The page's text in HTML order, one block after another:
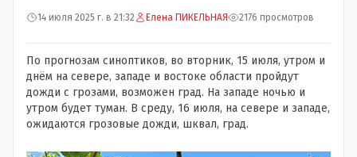
14 июля 2025 г. в 21:32 Елена ПИКЕЛЬНАЯ 2176 просмотров
По прогнозам синоптиков, во вторник, 15 июля, утром и
днём на севере, западе и востоке области пройдут
дожди с грозами, возможен град. На западе ночью и
утром будет туман. В среду, 16 июля, на севере и западе,
ожидаются грозовые дожди, шквал, град.